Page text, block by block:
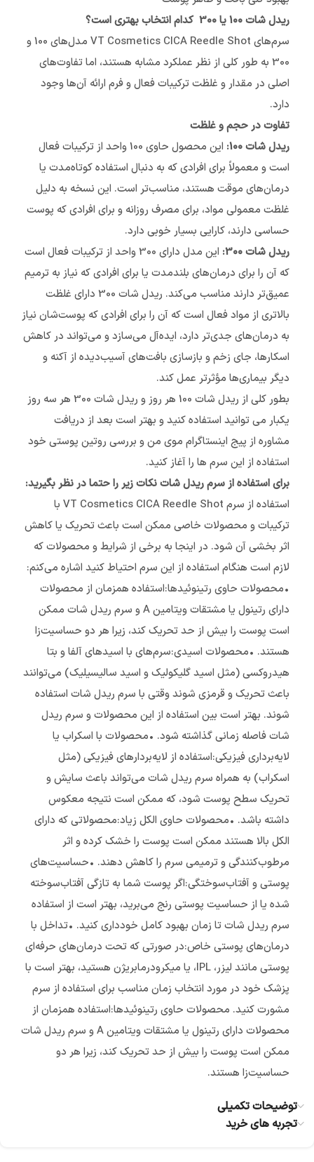
ریدل شات 100 یا 300 کدام انتخاب بهتری است؟
سرم‌های VT Cosmetics CICA Reedle Shot مدل‌های 100 و
300 به طور کلی از نظر عملکرد مشابه هستند، اما تفاوت‌های
اصلی در مقدار و غلظت ترکیبات فعال و فرم ارائه آن‌ها وجود
دارد.
تفاوت در حجم و غلظت
ریدل شات 100:
این محصول حاوی 100 واحد از ترکیبات فعال
است و معمولاً برای افرادی که به دنبال استفاده کوتاه‌مدت یا
درمان‌های موقت هستند، مناسب‌تر است. این نسخه به دلیل
غلظت معمولی مواد، برای مصرف روزانه و برای افرادی که پوست
حساسی دارند، کارایی بسیار خوبی دارد.
ریدل شات 300:
این مدل دارای 300 واحد از ترکیبات فعال است
که آن را برای درمان‌های بلندمدت یا برای افرادی که نیاز به ترمیم
عمیق‌تر دارند مناسب می‌کند. ریدل شات 300 دارای غلظت
بالاتری از مواد فعال است که آن را برای افرادی که پوست‌شان نیاز
به درمان‌های جدی‌تر دارد، ایده‌آل می‌سازد و می‌تواند در کاهش
اسکارها، جای زخم و بازسازی بافت‌های آسیب‌دیده از آکنه و
دیگر بیماری‌ها مؤثرتر عمل کند.
بطور کلی از ریدل شات 100 هر روز و ریدل شات 300 هر سه روز
یکبار می توانید استفاده کنید و بهتر است بعد از دریافت
مشاوره از پیج اینستاگرام موی من و بررسی روتین پوستی خود
استفاده از این سرم ها را آغاز کنید.
برای استفاده از سرم ریدل شات نکات زیر را حتما در نظر بگیرید:
استفاده از سرم VT Cosmetics CICA Reedle Shot با
ترکیبات و محصولات خاصی ممکن است باعث تحریک یا کاهش
اثر بخشی آن شود. در اینجا به برخی از شرایط و محصولات که
لازم است هنگام استفاده از این سرم احتیاط کنید اشاره می‌کنم:
•محصولات حاوی رتینوئیدها:استفاده همزمان از محصولات
دارای رتینول یا مشتقات ویتامین A و سرم ریدل شات ممکن
است پوست را بیش از حد تحریک کند، زیرا هر دو حساسیت‌زا
هستند. •محصولات اسیدی:سرم‌های با اسیدهای آلفا و بتا
هیدروکسی (مثل اسید گلیکولیک و اسید سالیسیلیک) می‌توانند
باعث تحریک و قرمزی شوند وقتی با سرم ریدل شات استفاده
شوند. بهتر است بین استفاده از این محصولات و سرم ریدل
شات فاصله زمانی گذاشته شود. •محصولات با اسکراب یا
لایه‌برداری فیزیکی:استفاده از لایه‌بردارهای فیزیکی (مثل
اسکراب) به همراه سرم ریدل شات می‌تواند باعث سایش و
تحریک سطح پوست شود، که ممکن است نتیجه معکوس
داشته باشد. •محصولات حاوی الکل زیاد:محصولاتی که دارای
الکل بالا هستند ممکن است پوست را خشک کرده و اثر
مرطوب‌کنندگی و ترمیمی سرم را کاهش دهند. •حساسیت‌های
پوستی و آفتاب‌سوختگی:اگر پوست شما به تازگی آفتاب‌سوخته
شده یا از حساسیت پوستی رنج می‌برید، بهتر است از استفاده
سرم ریدل شات تا زمان بهبود کامل خودداری کنید. •تداخل با
درمان‌های پوستی خاص:در صورتی که تحت درمان‌های حرفه‌ای
پوستی مانند لیزر، IPL، یا میکرودرمابریژن هستید، بهتر است با
پزشک خود در مورد انتخاب زمان مناسب برای استفاده از سرم
مشورت کنید. محصولات حاوی رتینوئیدها:استفاده همزمان از
محصولات دارای رتینول یا مشتقات ویتامین A و سرم ریدل شات
ممکن است پوست را بیش از حد تحریک کند، زیرا هر دو
حساسیت‌زا هستند.
توضیحات تکمیلی
تجربه های خرید